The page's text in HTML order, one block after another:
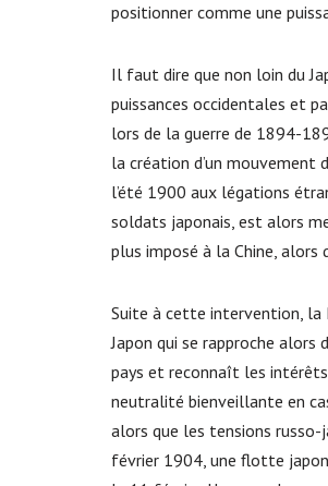
positionner comme une
Il faut dire que non loin du
puissances occidentales et
lors de la guerre de 1894-
la création d’un mouvement
l’été 1900 aux légations
soldats japonais, est alors
plus imposé à la Chine, alors
Suite à cette intervention, la
Japon qui se rapproche alors
pays et reconnaît les intérêts
neutralité bienveillante en
alors que les tensions
février 1904, une flotte